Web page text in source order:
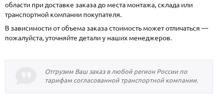
области при доставке заказа до места монтажа, склада или
транспортной компании покупателя.
В зависимости от объема заказа стоимость может отличаться —
пожалуйста, уточняйте детали у наших менеджеров.
Отгрузим Ваш заказ в любой регион России по
тарифам согласованной транспортной компании.